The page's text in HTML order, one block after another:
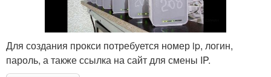
Для создания прокси потребуется номер ip, логин,
пароль, а также ссылка на сайт для смены IP.